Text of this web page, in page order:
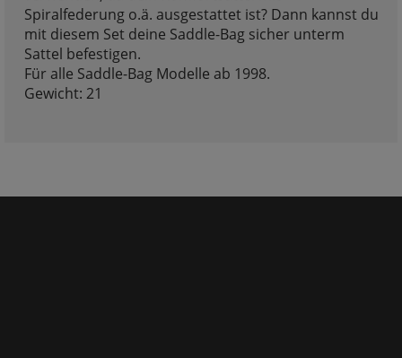
Spiralfederung o.ä. ausgestattet ist? Dann kannst du
mit diesem Set deine Saddle-Bag sicher unterm
Sattel befestigen.
Für alle Saddle-Bag Modelle ab 1998.
Gewicht: 21